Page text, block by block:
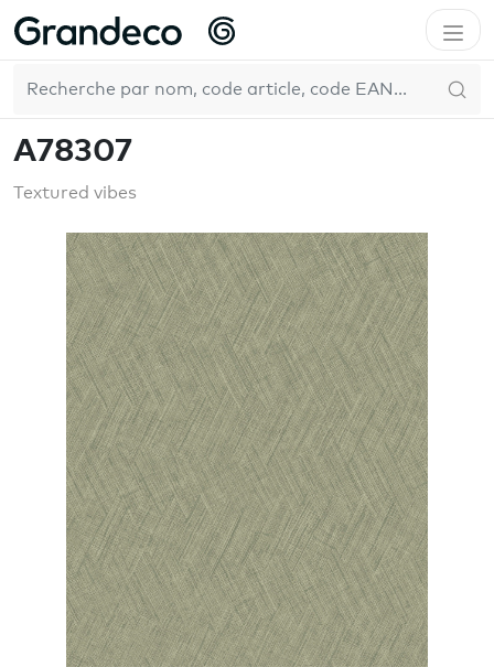
Accueil GrandecoLife Textured vibes
A78307
Textured vibes